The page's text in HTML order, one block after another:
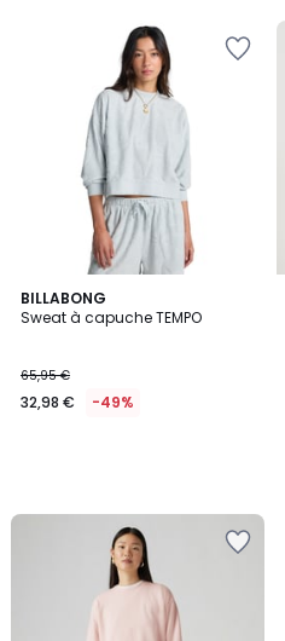
BILLABONG
Sweat à capuche TEMPO
65,95 €
32,98 € -49%